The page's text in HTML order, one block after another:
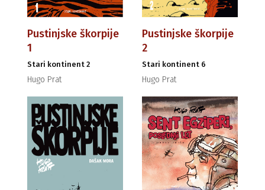
Pustinjske škorpije
1
Stari kontinent 2
Hugo Prat
Pustinjske škorpije
2
Stari kontinent 6
Hugo Prat